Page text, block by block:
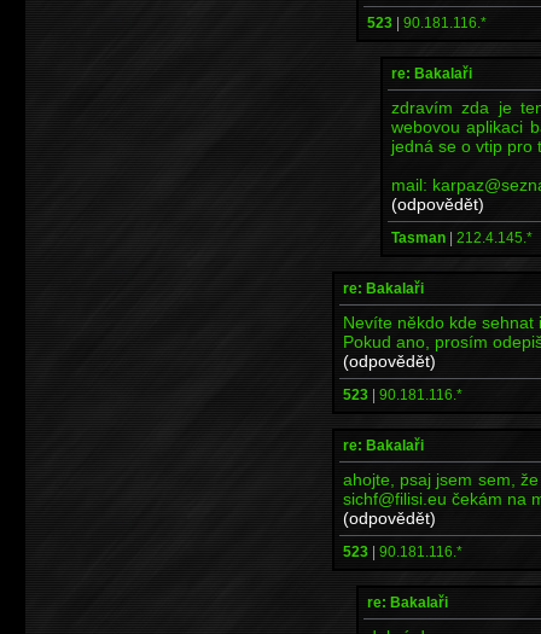
523 | 90.181.116.*
re: Bakalaři
zdravím zda je
webovou aplikaci
jedná se o vtip pro
mail:
(odpovědět)
Tasman | 212.4.145.*
re: Bakalaři
Nevíte někdo kde
Pokud ano, prosím
(odpovědět)
523 | 90.181.116.*
re: Bakalaři
ahojte, psaj jsem sem,
sichf@filisi.eu čekám na
(odpovědět)
523 | 90.181.116.*
re: Bakalaři